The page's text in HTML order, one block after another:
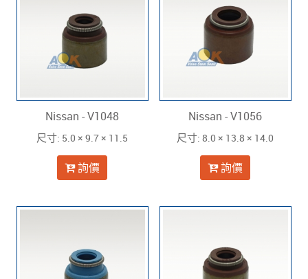
Nissan - V1048
尺寸: 5.0 × 9.7 × 11.5
詢價
Nissan - V1056
尺寸: 8.0 × 13.8 × 14.0
詢價